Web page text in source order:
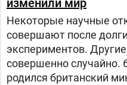
изменили мир
Некоторые научные
совершают после
экспериментов.
совершенно случайно.
родился британский